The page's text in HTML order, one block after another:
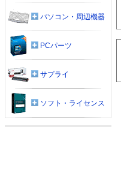
パソコン・周辺機器
PCパーツ
サプライ
ソフト・ライセンス